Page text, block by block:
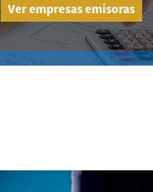
Ver empresas emisoras